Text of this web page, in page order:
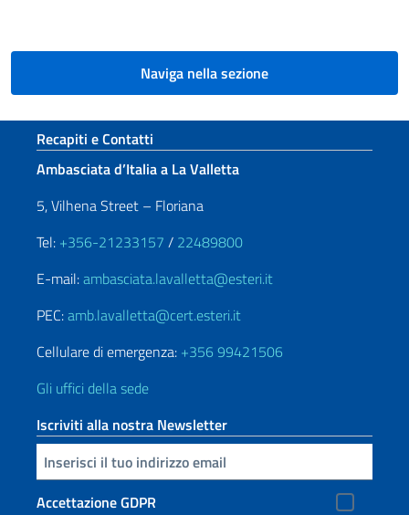
Naviga nella sezione
Sezione footer
Recapiti e Contatti
Ambasciata d’Italia a La Valletta
5, Vilhena Street – Floriana
Tel: +356-21233157 / 22489800
E-mail:ambasciata.lavalletta@esteri.it
PEC:amb.lavalletta@cert.esteri.it
Cellulare di emergenza: +356 99421506
Gli uffici della sede
Iscriviti alla nostra Newsletter
Inserisci la tua email
Accettazione GDPR